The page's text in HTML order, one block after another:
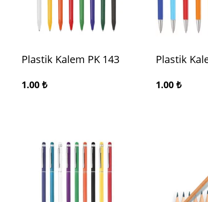
Plastik Kalem PK 143
1.00 ₺
Plastik
1.00 ₺